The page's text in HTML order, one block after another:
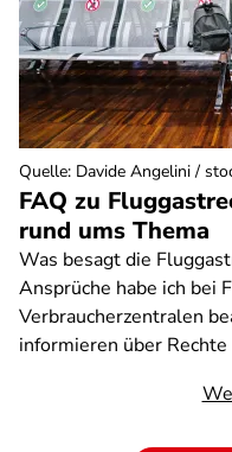
FAQ zu
rund ums Thema
Was besagt die
Ansprüche habe ich bei
Verbraucherzentralen
informieren über
Quelle: Davide Angelini /